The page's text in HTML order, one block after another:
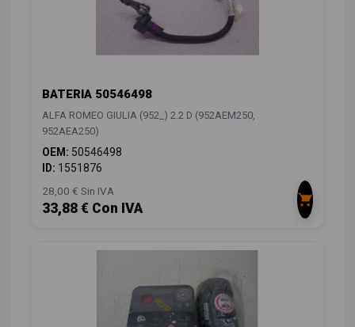
BATERIA 50546498
ALFA ROMEO GIULIA (952_) 2.2 D (952AEM250,
952AEA250)
OEM: 50546498
ID: 1551876
28,00 € Sin IVA
33,88 € Con IVA